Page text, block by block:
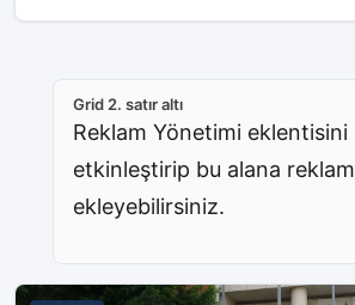
Grid 2. satır altı
Reklam Yönetimi eklentisini
etkinleştirip bu alana reklam
ekleyebilirsiniz.